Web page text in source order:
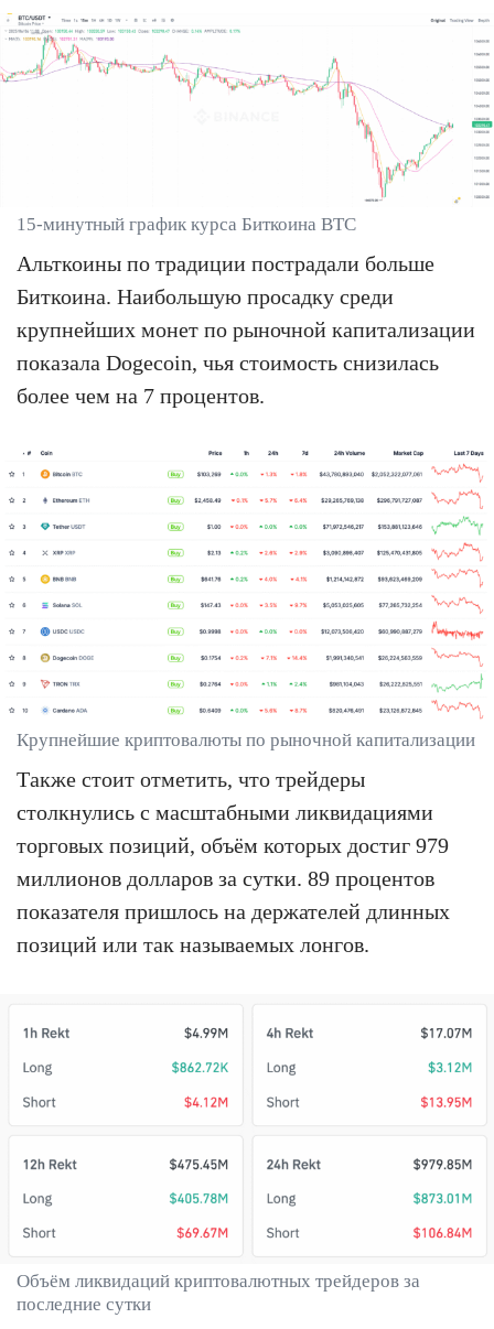
15-минутный график курса Биткоина BTC
Альткоины по традиции пострадали больше
Биткоина. Наибольшую просадку среди
крупнейших монет по рыночной капитализации
показала Dogecoin, чья стоимость снизилась
более чем на 7 процентов.
Крупнейшие криптовалюты по рыночной капитализации
Также стоит отметить, что трейдеры
столкнулись с масштабными ликвидациями
торговых позиций, объём которых достиг 979
миллионов долларов за сутки. 89 процентов
показателя пришлось на держателей длинных
позиций или так называемых лонгов.
Объём ликвидаций криптовалютных трейдеров за
последние сутки